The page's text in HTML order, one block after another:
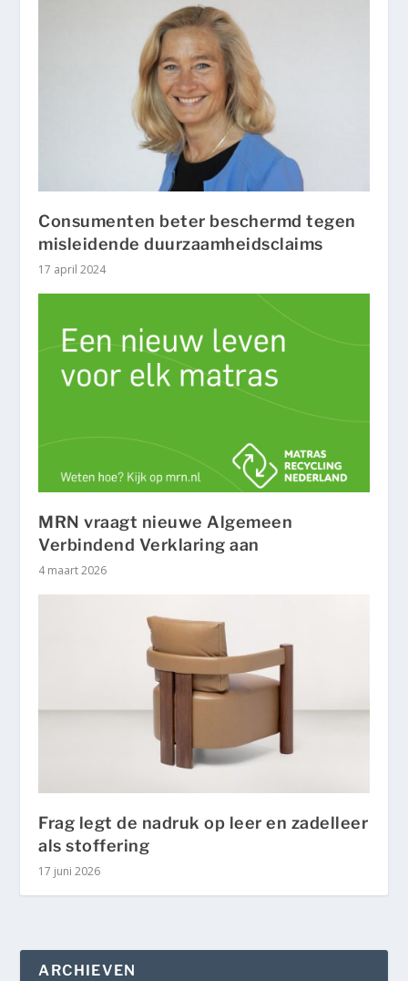
Consumenten beter beschermd tegen
misleidende duurzaamheidsclaims
17 april 2024
MRN vraagt nieuwe Algemeen
Verbindend Verklaring aan
4 maart 2026
Frag legt de nadruk op leer en zadelleer
als stoffering
17 juni 2026
ARCHIEVEN